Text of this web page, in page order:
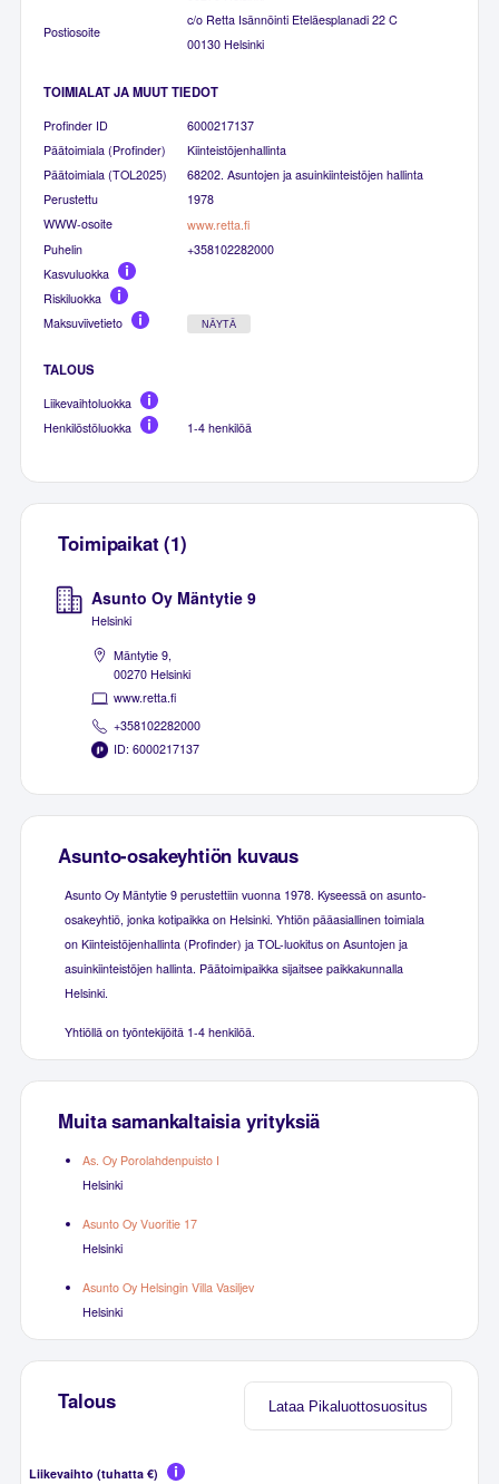
Postiosoite
c/o Retta Isännöinti Eteläesplanadi 22 C
00130 Helsinki
TOIMIALAT JA MUUT TIEDOT
Profinder ID
6000217137
Päätoimiala (Profinder)
Kiinteistöjenhallinta
Päätoimiala (TOL2025)
68202. Asuntojen ja asuinkiinteistöjen hallinta
Perustettu
1978
WWW-osoite
www.retta.fi
Puhelin
+358102282000
Kasvuluokka
Riskiluokka
Maksuviivetieto
NÄYTÄ
TALOUS
Liikevaihtoluokka
Henkilöstöluokka
1-4 henkilöä
Toimipaikat (1)
Asunto Oy Mäntytie 9
Helsinki
Mäntytie 9,
00270 Helsinki
www.retta.fi
+358102282000
ID: 6000217137
Asunto-osakeyhtiön kuvaus
Asunto Oy Mäntytie 9 perustettiin vuonna 1978. Kyseessä on asunto-
osakeyhtiö, jonka kotipaikka on Helsinki. Yhtiön pääasiallinen toimiala
on Kiinteistöjenhallinta (Profinder) ja TOL-luokitus on Asuntojen ja
asuinkiinteistöjen hallinta. Päätoimipaikka sijaitsee paikkakunnalla
Helsinki.
Yhtiöllä on työntekijöitä 1-4 henkilöä.
Muita samankaltaisia yrityksiä
As. Oy Porolahdenpuisto I
Helsinki
Asunto Oy Vuoritie 17
Helsinki
Asunto Oy Helsingin Villa Vasiljev
Helsinki
Lataa Pikaluottosuositus
Talous
Liikevaihto (tuhatta €)